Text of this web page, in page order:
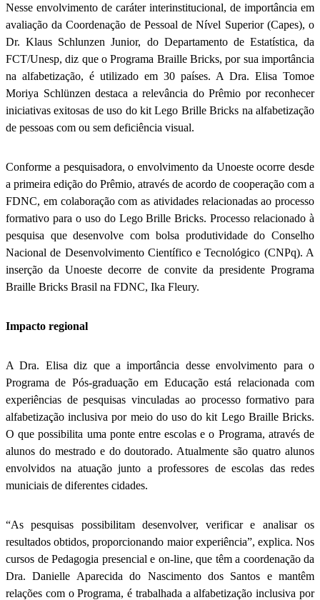
Nesse envolvimento de caráter interinstitucional, de importância em
avaliação da Coordenação de Pessoal de Nível Superior (Capes), o
Dr. Klaus Schlunzen Junior, do Departamento de Estatística, da
FCT/Unesp, diz que o Programa Braille Bricks, por sua importância
na alfabetização, é utilizado em 30 países. A Dra. Elisa Tomoe
Moriya Schlünzen destaca a relevância do Prêmio por reconhecer
iniciativas exitosas de uso do kit Lego Brille Bricks na alfabetização
de pessoas com ou sem deficiência visual.
Conforme a pesquisadora, o envolvimento da Unoeste ocorre desde
a primeira edição do Prêmio, através de acordo de cooperação com a
FDNC, em colaboração com as atividades relacionadas ao processo
formativo para o uso do Lego Brille Bricks. Processo relacionado à
pesquisa que desenvolve com bolsa produtividade do Conselho
Nacional de Desenvolvimento Científico e Tecnológico (CNPq). A
inserção da Unoeste decorre de convite da presidente Programa
Braille Bricks Brasil na FDNC, Ika Fleury.
Impacto regional
A Dra. Elisa diz que a importância desse envolvimento para o
Programa de Pós-graduação em Educação está relacionada com
experiências de pesquisas vinculadas ao processo formativo para
alfabetização inclusiva por meio do uso do kit Lego Braille Bricks.
O que possibilita uma ponte entre escolas e o Programa, através de
alunos do mestrado e do doutorado. Atualmente são quatro alunos
envolvidos na atuação junto a professores de escolas das redes
municiais de diferentes cidades.
“As pesquisas possibilitam desenvolver, verificar e analisar os
resultados obtidos, proporcionando maior experiência”, explica. Nos
cursos de Pedagogia presencial e on-line, que têm a coordenação da
Dra. Danielle Aparecida do Nascimento dos Santos e mantêm
relações com o Programa, é trabalhada a alfabetização inclusiva por